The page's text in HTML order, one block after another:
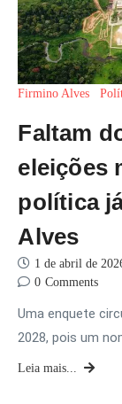
Firmino Alves
Faltam
eleições
política
Alves
1 de abril de
0 Comments
Uma enquete
2028, pois um
Leia mais...